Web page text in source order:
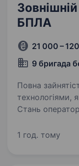
БПЛА
21 000 –
9 бригада
Повна зайнятість. Хочеш
технологіями,
Стань
сучасної
1 год. тому